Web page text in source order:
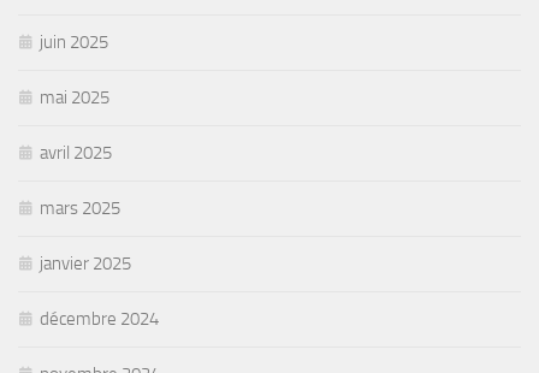
juin 2025
mai 2025
avril 2025
mars 2025
janvier 2025
décembre 2024